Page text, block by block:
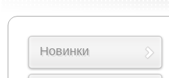
Новинки